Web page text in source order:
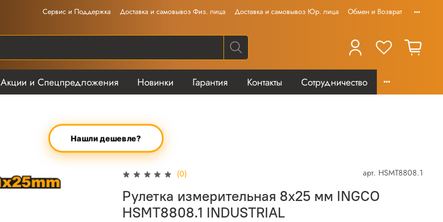
Сервис и Поддержка Доставка и самовывоз Физ. лица Доставка и самовывоз Юр. лица Обмен и Возврат
Акции и Спецпредложения Новинки Гарантия Контакты Сотрудничество
Нашли дешевле?
(0) арт. HSMT8808.1
Рулетка измерительная 8х25 мм INGCO
HSMT8808.1 INDUSTRIAL